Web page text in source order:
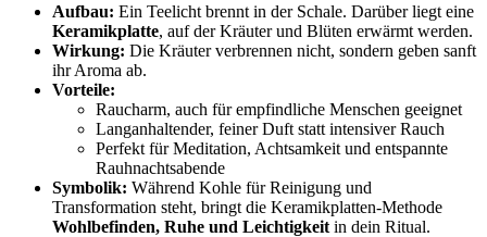
Aufbau: Ein Teelicht brennt in der Schale. Darüber liegt eine
Keramikplatte, auf der Kräuter und Blüten erwärmt werden.
Wirkung: Die Kräuter verbrennen nicht, sondern geben sanft
ihr Aroma ab.
Vorteile:
Raucharm, auch für empfindliche Menschen geeignet
Langanhaltender, feiner Duft statt intensiver Rauch
Perfekt für Meditation, Achtsamkeit und entspannte
Rauhnachtsabende
Symbolik: Während Kohle für Reinigung und
Transformation steht, bringt die Keramikplatten-Methode
Wohlbefinden, Ruhe und Leichtigkeit in dein Ritual.